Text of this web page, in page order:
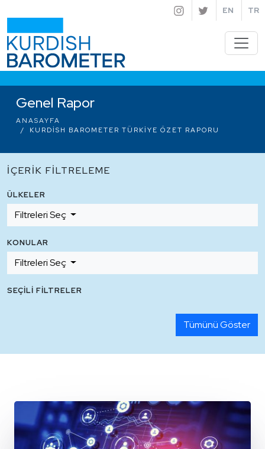
EN TR
Genel Rapor
ANASAYFA
KURDISH BAROMETER TÜRKIYE ÖZET RAPORU
İÇERIK FILTRELEME
ÜLKELER
Filtreleri Seç
KONULAR
Filtreleri Seç
SEÇILI FILTRELER
Tümünü Göster